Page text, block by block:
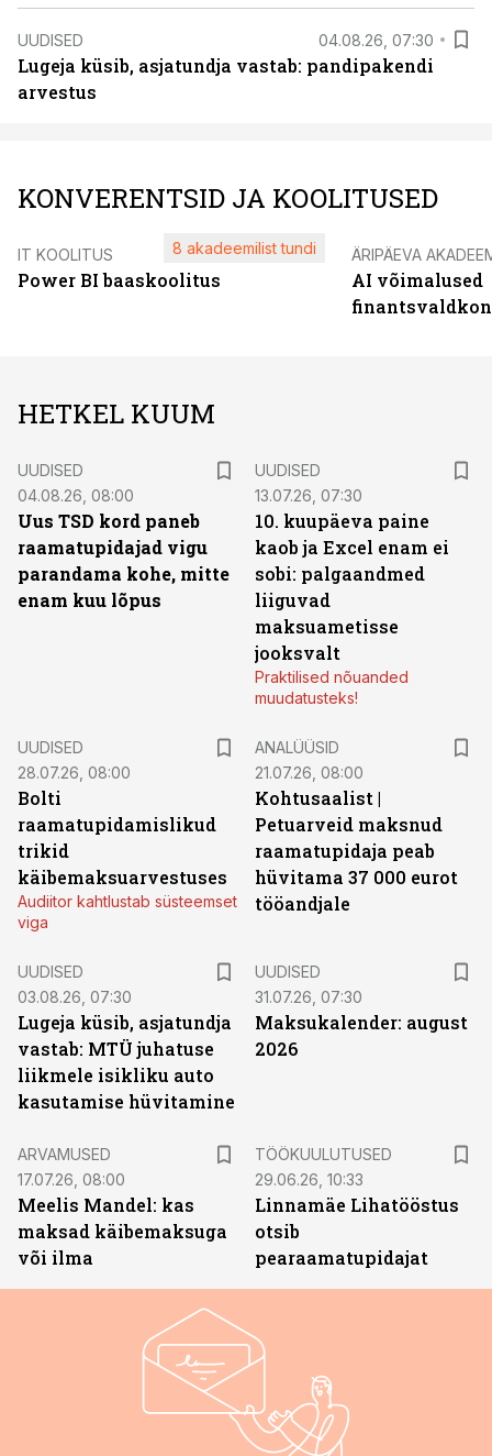
UUDISED 04.08.26, 07:30
Lugeja küsib, asjatundja vastab: pandipakendi
arvestus
KONVERENTSID JA KOOLITUSED
IT KOOLITUS
Power BI baaskoolitus
8 akadeemilist tundi ÄRIPÄEVA
AI võimalused
HETKEL KUUM
UUDISED
04.08.26, 08:00
Uus TSD kord paneb
raamatupidajad vigu
parandama kohe, mitte
enam kuu lõpus
UUDISED
13.07.26, 07:30
10. kuupäeva paine
kaob ja Excel enam ei
sobi: palgaandmed
liiguvad
maksuametisse
jooksvalt
Praktilised nõuanded
muudatusteks!
UUDISED
28.07.26, 08:00
Bolti
raamatupidamislikud
trikid
käibemaksuarvestuses
Audiitor kahtlustab süsteemset
viga
ANALÜÜSID
21.07.26, 08:00
Kohtusaalist |
Petuarveid maksnud
raamatupidaja peab
hüvitama 37 000 eurot
tööandjale
UUDISED
03.08.26, 07:30
Lugeja küsib, asjatundja
vastab: MTÜ juhatuse
liikmele isikliku auto
kasutamise hüvitamine
UUDISED
31.07.26, 07:30
Maksukalender: august
2026
ARVAMUSED
17.07.26, 08:00
Meelis Mandel: kas
maksad käibemaksuga
või ilma
TÖÖKUULUTUSED
29.06.26, 10:33
Linnamäe Lihatööstus
otsib
pearaamatupidajat